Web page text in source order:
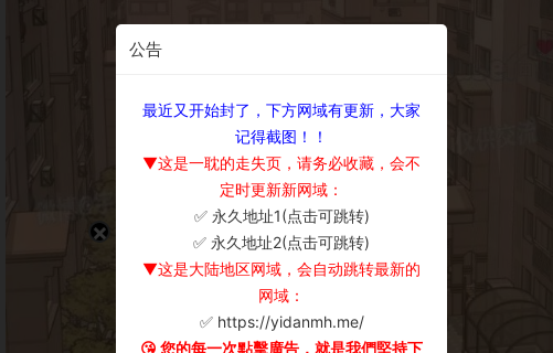
公告
最近又开始封了，下方网域有更新，大家
记得截图！！
▼这是一耽的走失页，请务必收藏，会不
定时更新新网域：
✅ 永久地址1(点击可跳转)
✅ 永久地址2(点击可跳转)
▼这是大陆地区网域，会自动跳转最新的
网域：
✅ https://yidanmh.me/
😘 您的每一次點擊廣告，就是我們堅持下
×